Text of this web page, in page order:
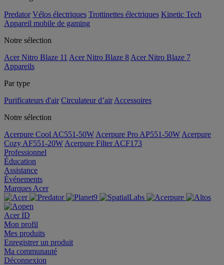
Predator Vélos électriques Trottinettes électriques Kinetic Tech
Appareil mobile de gaming
Notre sélection
Acer Nitro Blaze 11 Acer Nitro Blaze 8 Acer Nitro Blaze 7
Appareils
Par type
Purificateurs d'air Circulateur d’air Accessoires
Notre sélection
Acerpure Cool AC551-50W Acerpure Pro AP551-50W Acerpure
Cozy AF551-20W Acerpure Filter ACF173
Professionnel
Éducation
Assistance
Événements
Marques Acer
Acer ID
Mon profil
Mes produits
Enregistrer un produit
Ma communauté
Déconnexion